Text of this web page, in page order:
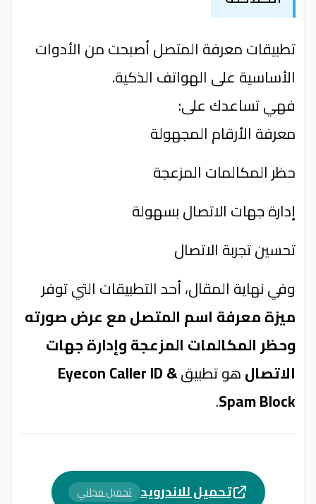
تطبيقات معرفة المتصل أصبحت من الأدوات
الأساسية على الهواتف الذكية.
فهي تساعدك على:
معرفة الأرقام المجهولة
حظر المكالمات المزعجة
إدارة جهات الاتصال بسهولة
تحسين تجربة الاتصال
وفي نهاية المقال، أحد التطبيقات التي توفر
ميزة معرفة اسم المتصل مع عرض صورته
وحظر المكالمات المزعجة وإدارة جهات
الاتصالهو تطبيقEyecon Caller ID &
Spam Block
.
تحميل للاندرويد تحميل مجاني